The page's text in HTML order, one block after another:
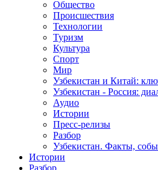
Общество
Происшествия
Технологии
Туризм
Культура
Спорт
Мир
Узбекистан и Китай:
Узбекистан - Россия:
Аудио
Истории
Пресс-релизы
Разбор
Узбекистан. Факты,
Истории
Разбор